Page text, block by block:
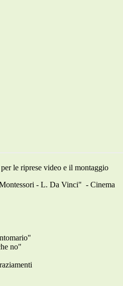
le riprese video e il montaggio
- L. Da Vinci" - Cinema
no"